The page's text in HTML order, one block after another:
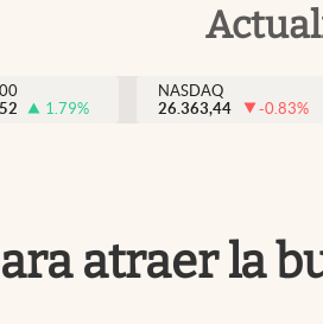
1.79%
NASDAQ
26.363,44
-0.83%
atraer la